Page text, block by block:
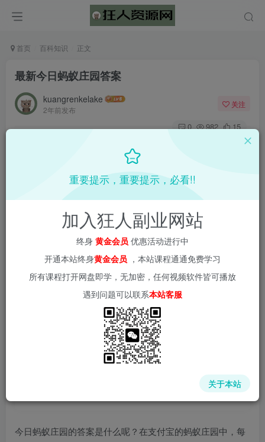
首页 百科知识 正文
最新今日蚂蚁庄园答案
kuangrenkelake
2年前发布
关注
0 982 15
📌 1000➕互联网副业项目教程，更多网赚项目，点击以下
链接进入本站首页：
中赚网 - 分享各大收费VIP网赚项目和创业教程 - 狂人资源
今日蚂蚁庄园的答案是什么呢？在支付宝的蚂蚁庄园中，每
重要提示，重要提示，必看!!
加入狂人副业网站
终身 黄金会员 优惠活动进行中
开通本站终身黄金会员 ，本站课程通通免费学习
所有课程打开网盘即学，无加密，任何视频软件皆可播放
遇到问题可以联系本站客服
关于本站